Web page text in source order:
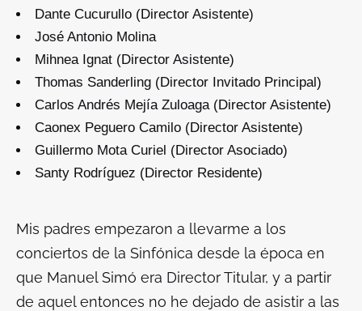
Dante Cucurullo (Director Asistente)
José Antonio Molina
Mihnea Ignat (Director Asistente)
Thomas Sanderling (Director Invitado Principal)
Carlos Andrés Mejía Zuloaga (Director Asistente)
Caonex Peguero Camilo (Director Asistente)
Guillermo Mota Curiel (Director Asociado)
Santy Rodríguez (Director Residente)
Mis padres empezaron a llevarme a los
conciertos de la Sinfónica desde la época en
que Manuel Simó era Director Titular, y a partir
de aquel entonces no he dejado de asistir a las